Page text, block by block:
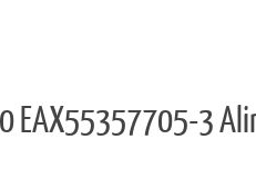
EAX55357705-3